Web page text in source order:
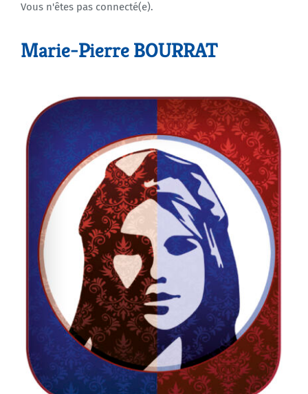
Agenda
Vous n'êtes pas connecté(e).
Marie-Pierre BOURRAT